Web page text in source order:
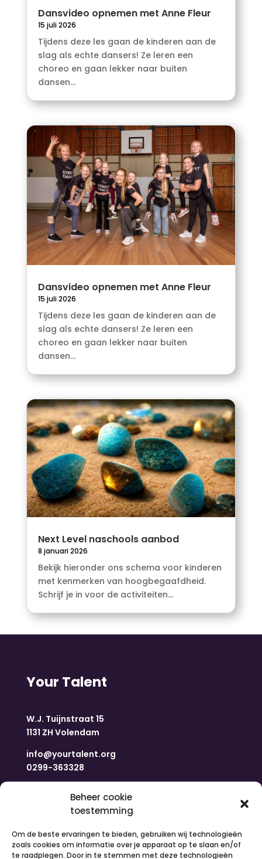
Beheer cookie
toestemming
Om de beste ervaringen te bieden, gebruiken wij technologieën
zoals cookies om informatie over je apparaat op te slaan en/of
te raadplegen. Door in te stemmen met deze technologieën
Dansvideo opnemen met Anne Fleur
15 juli 2026
Tijdens deze les gaan de kinderen aan de
slag als echte dansers! Ze leren een
choreo en gaan lekker naar buiten
dansen...
Dansvideo opnemen met Anne Fleur
15 juli 2026
Tijdens deze les gaan de kinderen aan de
slag als echte dansers! Ze leren een
choreo en gaan lekker naar buiten
dansen...
Next Level naschools aanbod
8 januari 2026
Bekijk hieronder ons schema voor kinderen
met kenmerken van hoogbegaafdheid.
Schrijf je in voor de activiteiten...
Your Talent
W.J. Tuijnstraat 15
1131 ZH Volendam
info@yourtalent.org
0299-363328
Navigatie
Home
Nieuws